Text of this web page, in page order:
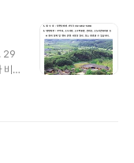
29
비 :